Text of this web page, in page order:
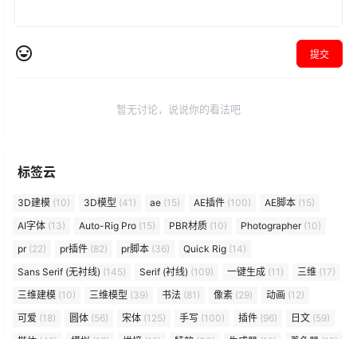
提交
暂无讨论，说说你的看法吧
标签云
3D建模 (10) 3D模型 (41) ae (15) AE插件 (100) AE脚本 (15)
AI字体 (13) Auto-Rig Pro (15) PBR材质 (10) Photographer(10)
pr(22) pr插件 (82) pr脚本 (36) Quick Rig (14)
Sans Serif (无衬线) (145) Serif (衬线) (109) 一键生成 (11) 三维 (17)
三维建模 (10) 三维模型 (39) 书法 (81) 像素 (29) 动画 (12)
可爱 (18) 圆体 (56) 宋体 (125) 手写 (100) 插件 (96) 日文 (59)